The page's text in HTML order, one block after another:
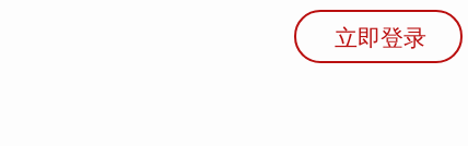
立即登录